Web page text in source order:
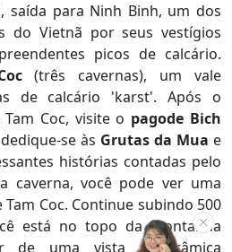
saída para Ninh Binh, um dos
do Vietnã por seus vestígios
picos de calcário.
(três cavernas), um vale
de calcário 'karst'. Após o
Coc, visite o pagode Bich
se às Grutas da Mua e
histórias contadas pelo
caverna, você pode ver uma
Coc. Continue subindo 500
está no topo da montanha
de uma vista panorâmica